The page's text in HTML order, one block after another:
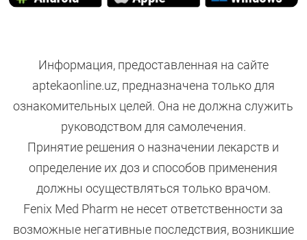
Информация, предоставленная на сайте
aptekaonline.uz, предназначена только для
ознакомительных целей. Она не должна служить
руководством для самолечения.
Принятие решения о назначении лекарств и
определение их доз и способов применения
должны осуществляться только врачом.
Fenix Med Pharm не несет ответственности за
возможные негативные последствия, возникшие